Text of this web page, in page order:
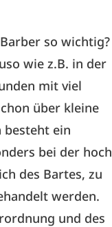
so wichtig?
wie z.B. in der
mit viel
über kleine
besteht ein
bei der hoch
des Bartes, zu
werden.
und des